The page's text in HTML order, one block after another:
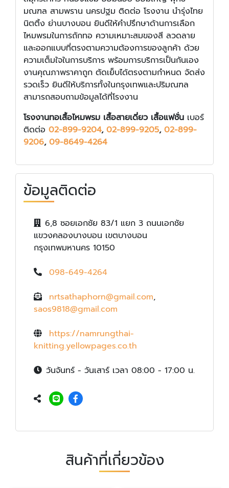
มณฑล สามพราน นครปฐม ติดต่อ โรงงาน นำรุ่งไทย
นิตติ้ง ย่านบางบอน ยินดีให้คำปรึกษาด้านการเลือก
ไหมพรมในการถักทอ ความเหมาะสมของสี ลวดลาย
และออกแบบที่ตรงตามความต้องการของลูกค้า ด้วย
ความเต็มใจในการบริการ พร้อมการบริการเป็นกันเอง
งานคุณภาพราคาถูก ตัดเย็บได้ตรงตามกำหนด จัดส่ง
รวดเร็ว ยินดีให้บริการทั้งในกรุงเทพและปริมณฑล
สามารถสอบถามข้อมูลได้ที่โรงงาน
โรงงานทอเสื้อไหมพรม เสื้อสายเดี่ยว เสื้อแฟชั่น เบอร์
ติดต่อ 02-899-9204, 02-899-9205, 02-899-
9206, 09-8649-4264
ข้อมูลติดต่อ
6,8 ซอยเอกชัย 83/1 แยก 3 ถนนเอกชัย
แขวงคลองบางบอน เขตบางบอน
กรุงเทพมหานคร 10150
098-649-4264
nrtsathaphorn@gmail.com,
saos9818@gmail.com
https://namrungthai-
knitting.yellowpages.co.th
วันจันทร์ - วันเสาร์ เวลา 08:00 - 17:00 น.
สินค้าที่เกี่ยวข้อง